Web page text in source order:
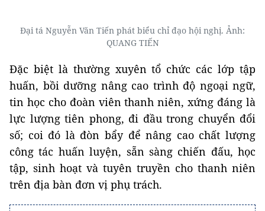
Đại tá Nguyễn Văn Tiến phát biểu chỉ đạo hội nghị. Ảnh:
QUANG TIẾN
Đặc biệt là thường xuyên tổ chức các lớp tập
huấn, bồi dưỡng nâng cao trình độ ngoại ngữ,
tin học cho đoàn viên thanh niên, xứng đáng là
lực lượng tiên phong, đi đầu trong chuyển đổi
số; coi đó là đòn bẩy để nâng cao chất lượng
công tác huấn luyện, sẵn sàng chiến đấu, học
tập, sinh hoạt và tuyên truyền cho thanh niên
trên địa bàn đơn vị phụ trách.